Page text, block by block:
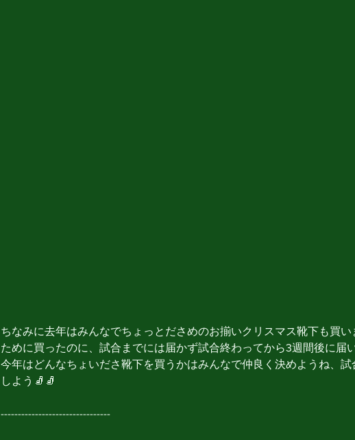
ちなみに去年はみんなでちょっとださめのお揃いクリスマス靴下も買い
ために買ったのに、試合までには届かず試合終わってから3週間後に届
今年はどんなちょいださ靴下を買うかはみんなで仲良く決めようね、
しよう🧦🧦
--------------------------------